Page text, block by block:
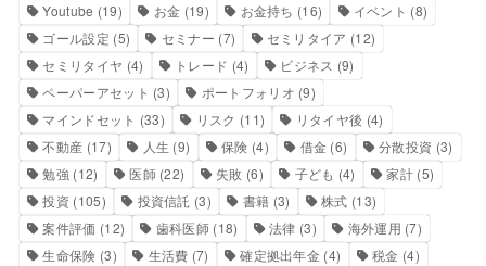
Youtube (19) お金 (19) お金持ち (16) イベント (8)
ゴール設定 (5) セミナー (7) セミリタイア (12)
セミリタイヤ (4) トレード (4) ビジネス (9)
ペーパーアセット (3) ポートフォリオ (9)
マインドセット (33) リスク (11) リタイヤ後 (4)
不動産 (17) 人生 (9) 保険 (4) 借金 (6) 分散投資 (3)
勉強 (12) 医師(22) 失敗 (6) 子ども (4) 家計(5)
投資 (105) 投資信託 (3) 書籍 (3) 株式 (13)
案件評価 (12) 歯科医師 (18) 法律 (3) 海外運用 (7)
生命保険 (3) 生活費 (7) 確定拠出年金 (4) 税金 (4)